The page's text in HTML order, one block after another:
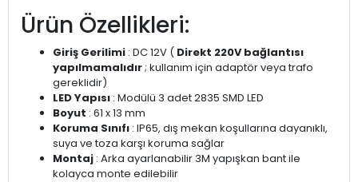
Ürün Özellikleri:
Giriş Gerilimi : DC 12V ( Direkt 220V bağlantısı
yapılmamalıdır; kullanım için adaptör veya trafo
gereklidir)
LED Yapısı : Modülü 3 adet 2835 SMD LED
Boyut : 61 x 13 mm
Koruma Sınıfı : IP65, dış mekan koşullarına dayanıklı,
suya ve toza karşı koruma sağlar
Montaj : Arka ayarlanabilir 3M yapışkan bant ile
kolayca monte edilebilir